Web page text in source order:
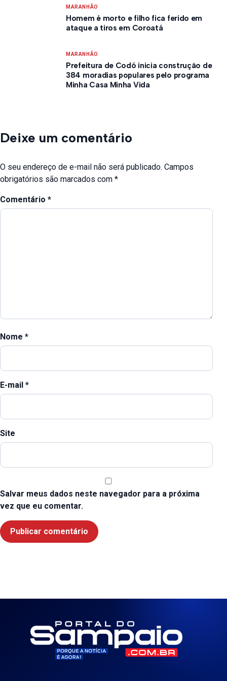
MARANHÃO
Homem é morto e filho fica ferido em
ataque a tiros em Coroatá
MARANHÃO
Prefeitura de Codó inicia construção de
384 moradias populares pelo programa
Minha Casa Minha Vida
Deixe um comentário
O seu endereço de e-mail não será publicado. Campos
obrigatórios são marcados com *
Comentário *
Nome *
E-mail *
Site
Salvar meus dados neste navegador para a próxima
vez que eu comentar.